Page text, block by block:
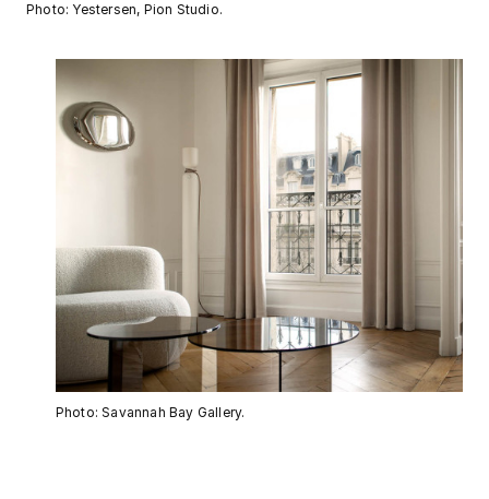
Photo: Yestersen, Pion Studio.
Photo: Savannah Bay Gallery.